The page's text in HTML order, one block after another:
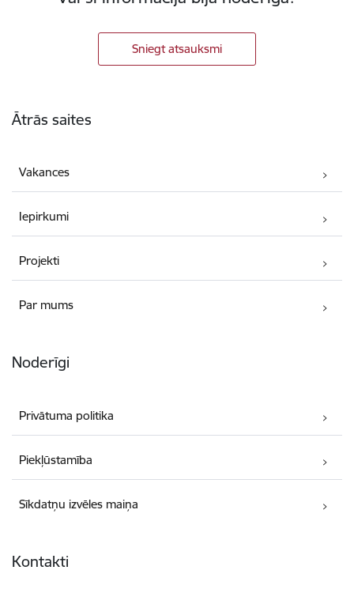
Sniegt atsauksmi
Ātrās saites
Vakances
Iepirkumi
Projekti
Par mums
Noderīgi
Privātuma politika
Piekļūstamība
Sīkdatņu izvēles maiņa
Kontakti